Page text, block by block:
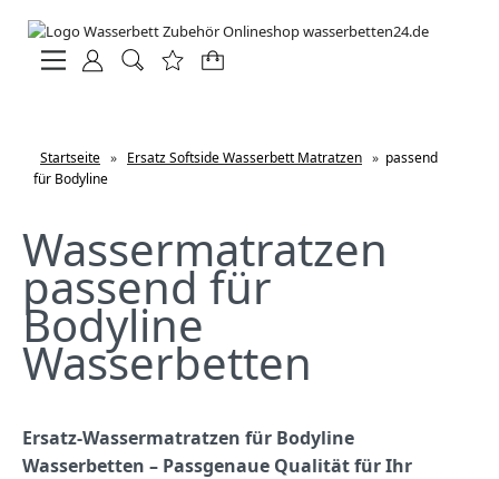
Startseite » Ersatz Softside Wasserbett Matratzen » passend
für Bodyline
Wassermatratzen
passend für
Bodyline
Wasserbetten
Ersatz-Wassermatratzen für Bodyline
Wasserbetten – Passgenaue Qualität für Ihr